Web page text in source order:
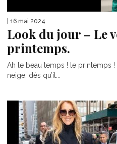
| 16 mai 2024
Look du jour – Le
printemps.
Ah le beau temps ! le printemps !
neige, dès qu’il...